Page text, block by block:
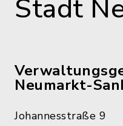
Stadt
Neumarkt-
Johannesstraße 9